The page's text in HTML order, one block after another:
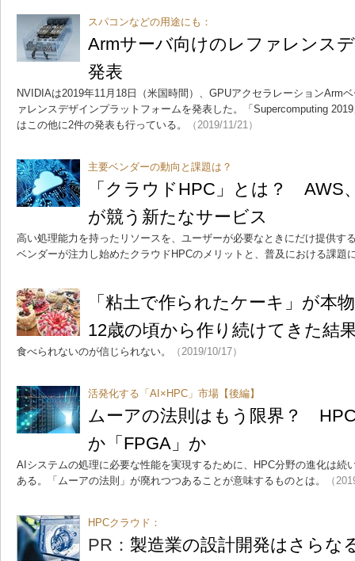
スパコンなどの用途にも：
Armサーバ向けのレファレンス
発表
NVIDIAは2019年11月18日（米国時間）、GPUアクセラレーションArm
ァレンスデザインプラットフォームを発表した。「Supercomputing
はこの他に2件の発表も行っている。
（2019/11/21）
主要ベンダーの動向と課題は？
「クラウドHPC」とは？ AWS
が競う新たなサービス
高い処理能力を持ったリソースを、ユーザーが必要なときにだけ提供す
ベンダーが注力し始めたクラウドHPCのメリットと、普及における課題
「粘土で作られたケーキ」が
12歳の頃から作り続けてきた結
食べられないのが信じられない。 （2019/10/17）
活発化する「AI×HPC」市場【後編】
ムーアの法則はもう限界？
か「FPGA」か
AIシステムの処理に必要な性能を実現するために、HPC分野の進化は続
ある。「ムーアの法則」が廃れつつあることが意味するものとは。
（
HPCクラウド：
PR： 製造業の設計開発はさらな